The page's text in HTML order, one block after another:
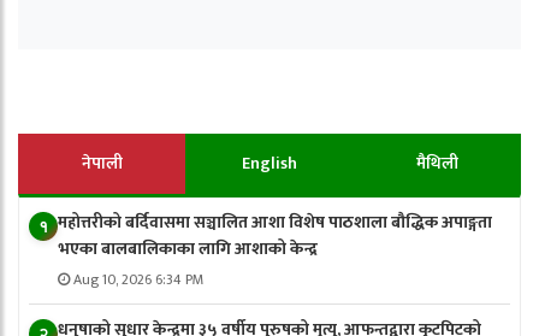
नेपाली English मैथिली
१ महोत्तरीको बर्दिवासमा सञ्चालित आशा विशेष पाठशाला बौद्धिक अपाङ्गता
भएका बालबालिकाका लागि आशाको केन्द्र
Aug 10, 2026 6:34 PM
धनुषाको सुधार केन्द्रमा ३५ वर्षीय पुरुषको मृत्यु, आफन्तद्वारा कुटपिटको